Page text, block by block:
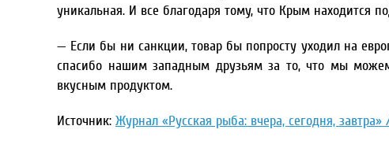
уникальная. И все благодаря тому, что Крым находится
— Если бы ни санкции, товар бы попросту уходил на
спасибо нашим западным друзьям за то, что мы
вкусным продуктом.
Источник: Журнал «Русская рыба: вчера, сегодня, завтра»